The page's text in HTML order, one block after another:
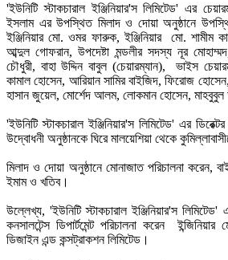
'ইউনিটি স্টাকচারাল ইঞ্জিনিয়ার'স লিমিটেড' এর
ইসলাম এর উপস্থিত মিলাদ ও দোয়া অনুষ্ঠানে
ইঞ্জিনিয়ার মো. ওমর ফারুক, ইঞ্জিনিয়ার মো. শামীম
আব্দুল গোফরান, উপদেষ্টা মন্ডলীর সদস্য নূর
চৌধুরী, বাহা উদ্দিন বাবুল (চেয়ারম্যান), ভাইস
কামাল হোসেন, আরিয়ান সামির বাইজিদ, ফিরোজ
হাসান জুয়েল, মোর্শেদ আলম, লোকমান হোসেন,
'ইউনিটি স্টাকচারাল ইঞ্জিনিয়ার'স লিমিটেড' এর
উদ্বোধনী অনুষ্ঠানকে ঘিরে মালয়েশিয়া থেকে
মিলাদ ও দোয়া অনুষ্ঠানে মোনাজাত পরিচালনা করেন,
ইমাম ও খতিব।
উল্লেখ্য, 'ইউনিটি স্টাকচারাল ইঞ্জিনিয়ার'স লিমিটেড'
কনসালটেন্স ডিপার্টমেন্ট পরিচালনা করেন
ডিজাইন এন্ড কন্সট্রাকশন লিমিটেড।